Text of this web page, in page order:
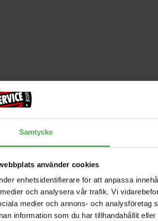
Samtycke
använder cookies
enhetsidentifierare för att anpassa
och analysera vår trafik. Vi
medier och annons- och
information som du har tillhandahållit
erbjuder kristallklart, låg-distortionsljud
96 kHz DSP, aramidfiberbasar och
jämnt ljudfält, medan de justerbara EQ-
och ger ett professionellt utseende.
och 5,25" aramidfiberbas